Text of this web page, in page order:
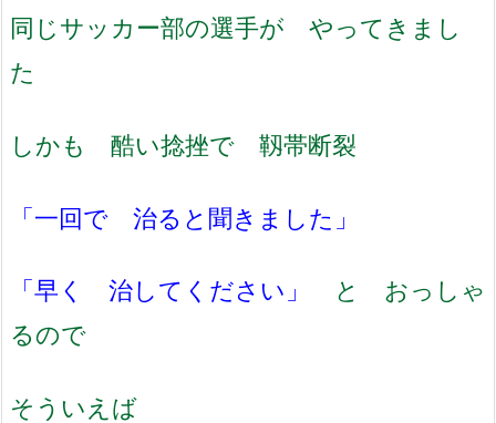
同じサッカー部の選手が やってきまし
た
しかも 酷い捻挫で 靱帯断裂
「一回で 治ると聞きました」
「早く 治してください」
と おっしゃ
るので
そういえば